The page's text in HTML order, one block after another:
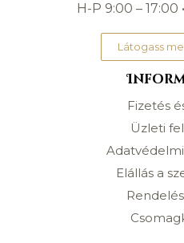
H-P 9:00 – 17:00
Látogass
Fizetés
Üzleti
Elállás a